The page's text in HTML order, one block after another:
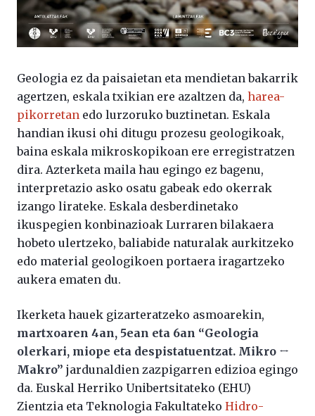
Geologia ez da paisaietan eta mendietan bakarrik
agertzen, eskala txikian ere azaltzen da, harea-
pikorretan edo lurzoruko buztinetan. Eskala
handian ikusi ohi ditugu prozesu geologikoak,
baina eskala mikroskopikoan ere erregistratzen
dira. Azterketa maila hau egingo ez bagenu,
interpretazio asko osatu gabeak edo okerrak
izango lirateke. Eskala desberdinetako
ikuspegien konbinazioak Lurraren bilakaera
hobeto ulertzeko, baliabide naturalak aurkitzeko
edo material geologikoen portaera iragartzeko
aukera ematen du.
Ikerketa hauek gizarteratzeko asmoarekin,
martxoaren 4an, 5ean eta 6an “Geologia
olerkari, miope eta despistatuentzat. Mikro ↔
Makro” jardunaldien zazpigarren edizioa egingo
da. Euskal Herriko Unibertsitateko (EHU)
Zientzia eta Teknologia Fakultateko Hidro-